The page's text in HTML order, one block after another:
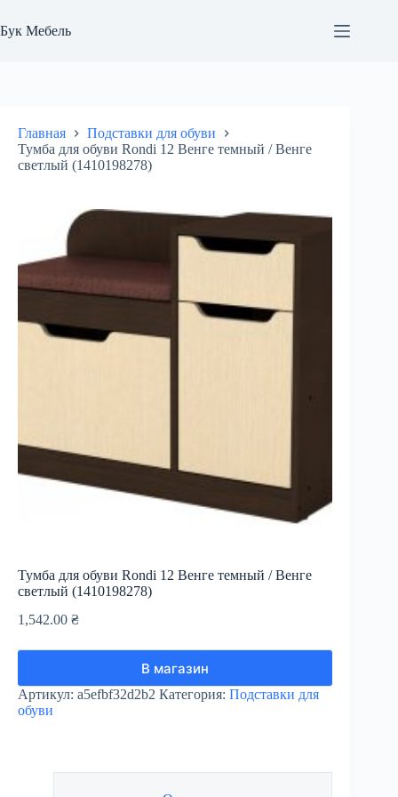
к
сути
Бук Мебель
Главная
Подставки для обуви
Тумба для обуви Rondi 12 Венге темный / Венге
светлый (1410198278)
Тумба для обуви Rondi 12 Венге темный / Венге
светлый (1410198278)
1,542.00 ₴
В магазин
Артикул: a5efbf32d2b2 Категория: Подставки для
обуви